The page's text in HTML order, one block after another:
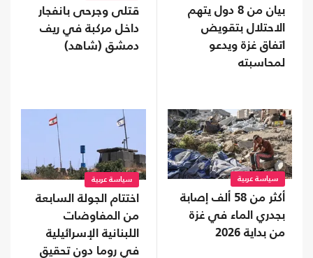
بيان من 8 دول يتهم
الاحتلال بتقويض
اتفاق غزة ويدعو
لمحاسبته
قتلى وجرحى بانفجار
داخل مركبة في ريف
دمشق (شاهد)
سياسة عربية
أكثر من 58 ألف إصابة
بجدري الماء في غزة
من بداية 2026
سياسة عربية
اختتام الجولة السابعة
من المفاوضات
اللبنانية الإسرائيلية
في روما دون تحقيق